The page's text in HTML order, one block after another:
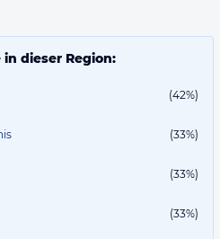
dieser Region:
(42%)
(33%)
(33%)
(33%)